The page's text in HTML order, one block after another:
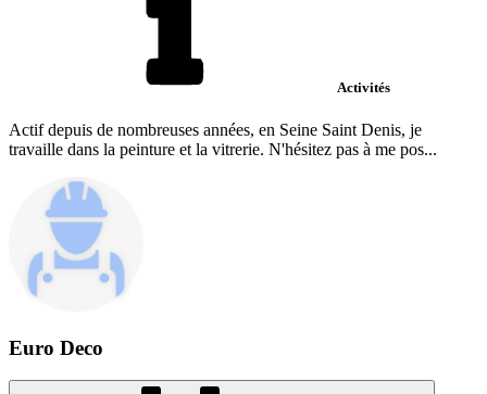
Activités
Actif depuis de nombreuses années, en Seine Saint Denis, je
travaille dans la peinture et la vitrerie. N'hésitez pas à me pos...
Euro Deco